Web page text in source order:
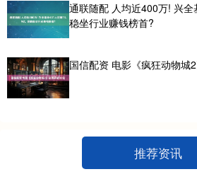
通联随配 人均近400万! 兴
稳坐行业赚钱榜首?
国信配资 电影《疯狂动物城
推荐资讯